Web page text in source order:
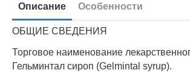
Описание Особенности
ОБЩИЕ СВЕДЕНИЯ
Торговое наименование
Гельминтал сироп (Gelmintal syrup).